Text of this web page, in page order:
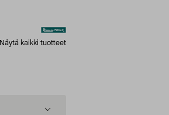
Näytä kaikki tuotteet